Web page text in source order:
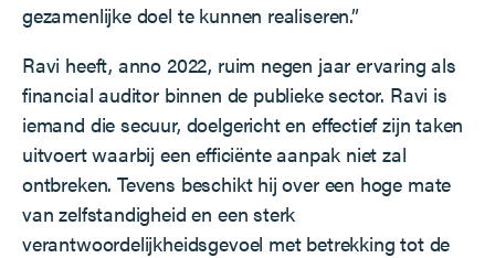
gezamenlijke doel te kunnen realiseren.”
Ravi heeft, anno 2022, ruim negen jaar ervaring als
financial auditor binnen de publieke sector. Ravi is
iemand die secuur, doelgericht en effectief zijn taken
uitvoert waarbij een efficiënte aanpak niet zal
ontbreken. Tevens beschikt hij over een hoge mate
van zelfstandigheid en een sterk
verantwoordelijkheidsgevoel met betrekking tot de